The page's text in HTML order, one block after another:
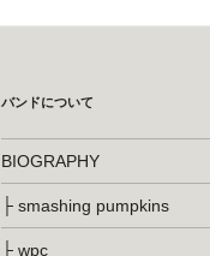
バンドについて
BIOGRAPHY
├ smashing pumpkins
├ wpc